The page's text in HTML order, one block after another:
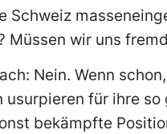
Schweiz
Müssen wir uns
Nein. Wenn
usurpieren für ihre
bekämpfte